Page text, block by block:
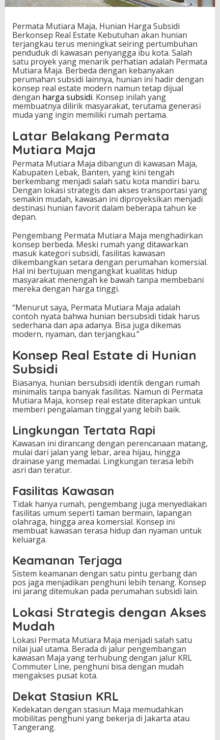
n
a
n
H
a
r
g
a
S
u
b
s
i
B
r
k
o
n
s
e
e
a
E
s
t
a
e
Permata Mutiara Maja, Hunian Harga Subsidi
Berkonsep Real Estate Kebutuhan akan hunian
terjangkau terus meningkat seiring pertumbuhan
penduduk di kawasan penyangga ibu kota. Salah
satu proyek yang menarik perhatian adalah Permata
Mutiara Maja. Berbeda dengan kebanyakan
perumahan subsidi lainnya, hunian ini hadir dengan
konsep real estate modern namun tetap dijual
dengan harga subsidi. Konsep inilah yang
membuatnya dilirik masyarakat, terutama generasi
muda yang ingin memiliki rumah pertama.
Latar Belakang Permata
Mutiara Maja
Permata Mutiara Maja dibangun di kawasan Maja,
Kabupaten Lebak, Banten, yang kini tengah
berkembang menjadi salah satu kota mandiri baru.
Dengan lokasi strategis dan akses transportasi yang
semakin mudah, kawasan ini diproyeksikan menjadi
destinasi hunian favorit dalam beberapa tahun ke
depan.
Pengembang Permata Mutiara Maja menghadirkan
konsep berbeda. Meski rumah yang ditawarkan
masuk kategori subsidi, fasilitas kawasan
dikembangkan setara dengan perumahan komersial.
Hal ini bertujuan mengangkat kualitas hidup
masyarakat menengah ke bawah tanpa membebani
mereka dengan harga tinggi.
“Menurut saya, Permata Mutiara Maja adalah
contoh nyata bahwa hunian bersubsidi tidak harus
sederhana dan apa adanya. Bisa juga dikemas
modern, nyaman, dan terjangkau.”
Konsep Real Estate di Hunian
Subsidi
Biasanya, hunian bersubsidi identik dengan rumah
minimalis tanpa banyak fasilitas. Namun di Permata
Mutiara Maja, konsep real estate diterapkan untuk
memberi pengalaman tinggal yang lebih baik.
Lingkungan Tertata Rapi
Kawasan ini dirancang dengan perencanaan matang,
mulai dari jalan yang lebar, area hijau, hingga
drainase yang memadai. Lingkungan terasa lebih
asri dan teratur.
Fasilitas Kawasan
Tidak hanya rumah, pengembang juga menyediakan
fasilitas umum seperti taman bermain, lapangan
olahraga, hingga area komersial. Konsep ini
membuat kawasan terasa hidup dan nyaman untuk
keluarga.
Keamanan Terjaga
Sistem keamanan dengan satu pintu gerbang dan
pos jaga menjadikan penghuni lebih tenang. Konsep
ini jarang ditemukan pada perumahan subsidi lain.
Lokasi Strategis dengan Akses
Mudah
Lokasi Permata Mutiara Maja menjadi salah satu
nilai jual utama. Berada di jalur pengembangan
kawasan Maja yang terhubung dengan jalur KRL
Commuter Line, penghuni bisa dengan mudah
mengakses pusat kota.
Dekat Stasiun KRL
Kedekatan dengan stasiun Maja memudahkan
mobilitas penghuni yang bekerja di Jakarta atau
Tangerang.